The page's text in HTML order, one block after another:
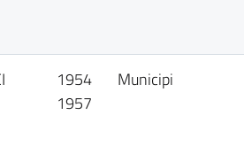
1954
1957
Municipi